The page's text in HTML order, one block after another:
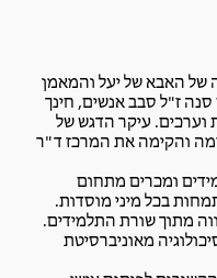
של האבא של יעל והמאמן
סנה ז"ל סבב אנשים, חינך
וערכים. עיקר הדגש של
והקימה את המרכז ד"ר
ומכרים מתחום
בכל מיני מוסדות.
מתוך שורת התלמידים.
מאוניברסיטת